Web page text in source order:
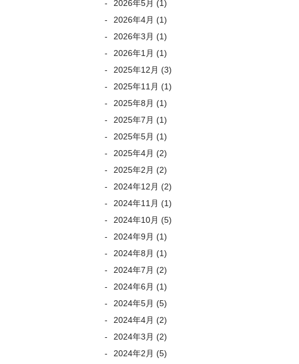
2026年5月 (1)
2026年4月 (1)
2026年3月 (1)
2026年1月 (1)
2025年12月 (3)
2025年11月 (1)
2025年8月 (1)
2025年7月 (1)
2025年5月 (1)
2025年4月 (2)
2025年2月 (2)
2024年12月 (2)
2024年11月 (1)
2024年10月 (5)
2024年9月 (1)
2024年8月 (1)
2024年7月 (2)
2024年6月 (1)
2024年5月 (5)
2024年4月 (2)
2024年3月 (2)
2024年2月 (5)